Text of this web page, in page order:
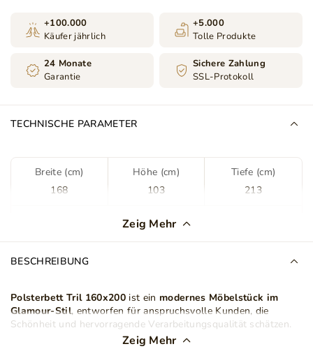
+100.000
Käufer jährlich
+5.000
Tolle Produkte
24 Monate
Garantie
Sichere Zahlung
SSL-Protokoll
TECHNISCHE PARAMETER
Breite (cm)
168
Höhe (cm)
103
Tiefe (cm)
213
Beige
Lattenrost im Set Ja
Zeig Mehr
BESCHREIBUNG
Polsterbett Tril 160x200 ist ein modernes Möbelstück im
Glamour-Stil, entworfen für anspruchsvolle Kunden, die
Schönheit und hervorragende Verarbeitungsqualität schätzen.
Ein charakteristisches Element ist das
Kopfteil
nicht nur Eleganz verleiht, sondern auch eine bequeme Stütze
Zeig Mehr